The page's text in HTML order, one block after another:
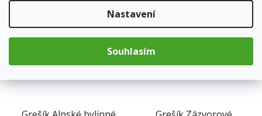
Nastavení
Souhlasím